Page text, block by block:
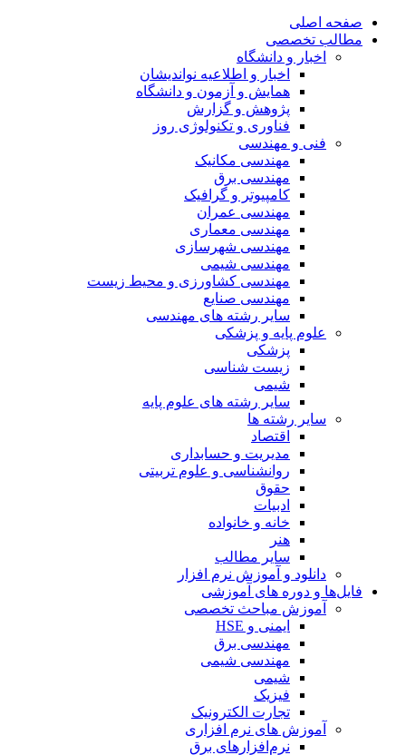
صفحه اصلی
مطالب تخصصی
اخبار و دانشگاه
اخبار و اطلاعیه نواندیشان
همایش و آزمون و دانشگاه
پژوهش و گزارش
فناوری و تکنولوژی روز
فنی و مهندسی
مهندسی مکانیک
مهندسی برق
کامپیوتر و گرافیک
مهندسی عمران
مهندسی معماری
مهندسی شهرسازی
مهندسی شیمی
مهندسی کشاورزی و محیط زیست
مهندسی صنایع
سایر رشته های مهندسی
علوم پایه و پزشکی
پزشکی
زیست شناسی
شیمی
سایر رشته های علوم پایه
سایر رشته ها
اقتصاد
مدیریت و حسابداری
روانشناسی و علوم تربیتی
حقوق
ادبیات
خانه و خانواده
هنر
سایر مطالب
دانلود و آموزش نرم افزار
فایل‌ها و دوره های آموزشی
آموزش مباحث تخصصی
ایمنی و HSE
مهندسی برق
مهندسی شیمی
شیمی
فیزیک
تجارت الکترونیک
آموزش های نرم افزاری
نرم‌افزارهای برق